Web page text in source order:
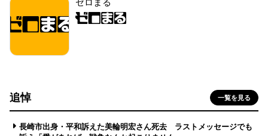
追悼 一覧を見る
長崎市出身・平和訴えた美輪明宏さん死去 ラストメッセージでも